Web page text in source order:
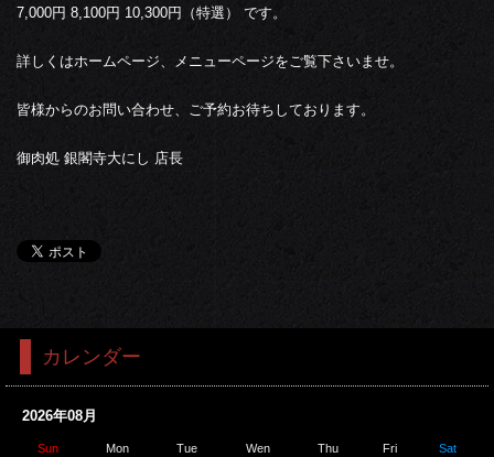
7,000円 8,100円 10,300円（特選） です。
詳しくはホームページ、メニューページをご覧下さいませ。
皆様からのお問い合わせ、ご予約お待ちしております。
御肉処 銀閣寺大にし 店長
カレンダー
2026年08月
Sun Mon Tue Wen Thu Fri
Sat